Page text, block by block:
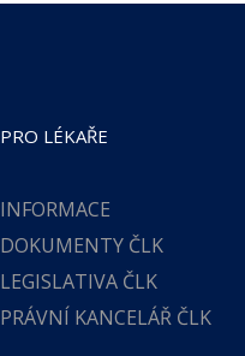
PRO LÉKAŘE
INFORMACE
DOKUMENTY ČLK
LEGISLATIVA ČLK
PRÁVNÍ KANCELÁŘ ČLK